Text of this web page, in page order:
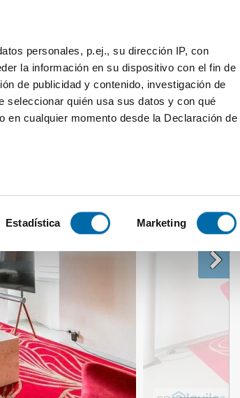
personales, p.ej., su dirección IP, con
la información en su dispositivo con el fin de
de publicidad y contenido, investigación de
seleccionar quién usa sus datos y con qué
en cualquier momento desde la Declaración de
para buscar características específicas (huellas
datos personales y establezca sus
o retirar su consentimiento en cualquier momento
el contenido y los anuncios, ofrecer funciones
información sobre el uso que haga del
y análisis web, quienes pueden
o que hayan recopilado a partir del uso
Estadística Marketing